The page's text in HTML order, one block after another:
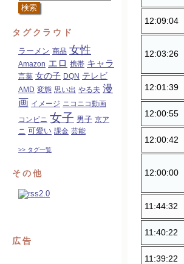
タグクラウド
ラーメン 商品 女性
Amazon エロ 携帯 キャラ
言葉 女の子 DQN テレビ
AMD 変態 思い出 やる夫 漫
画 イメージ ニコニコ動画
コンビニ 女子 男子 京ア
ニ 可愛い 課金 芸能
>> タグ一覧
その他
広告
12:09:04
12:03:26
12:01:39
12:00:55
12:00:42
12:00:00
11:44:32
11:40:22
11:39:22